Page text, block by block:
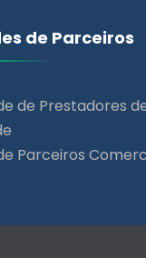
de Parceiros
de Prestadores
Parceiros